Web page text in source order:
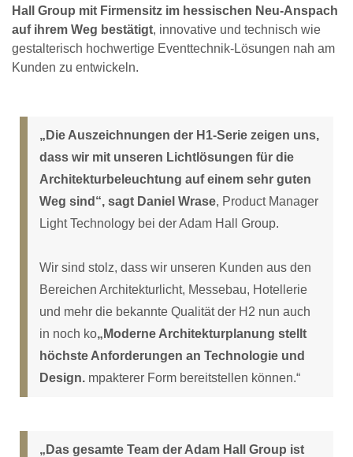
Hall Group mit Firmensitz im hessischen Neu-Anspach
auf ihrem Weg bestätigt, innovative und technisch wie
gestalterisch hochwertige Eventtechnik-Lösungen nah am
Kunden zu entwickeln.
„Die Auszeichnungen der H1-Serie zeigen uns,
dass wir mit unseren Lichtlösungen für die
Architekturbeleuchtung auf einem sehr guten
Weg sind“, sagt Daniel Wrase, Product Manager
Light Technology bei der Adam Hall Group.
Wir sind stolz, dass wir unseren Kunden aus den
Bereichen Architekturlicht, Messebau, Hotellerie
und mehr die bekannte Qualität der H2 nun auch
in noch ko„Moderne Architekturplanung stellt
höchste Anforderungen an Technologie und
Design. mpakterer Form bereitstellen können.“
„Das gesamte Team der Adam Hall Group ist